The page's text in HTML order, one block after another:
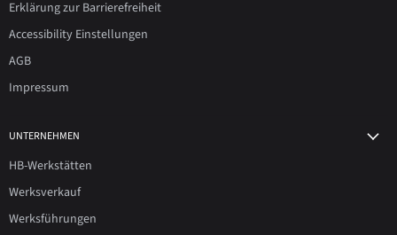
Erklärung zur Barrierefreiheit
Accessibility Einstellungen
AGB
Impressum
UNTERNEHMEN
HB-Werkstätten
Werksverkauf
Werksführungen